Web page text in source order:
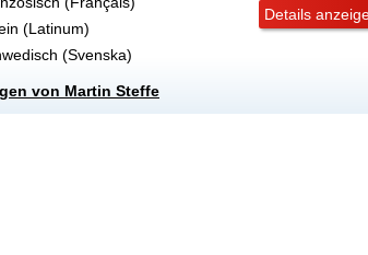
(Latinum)
(Svenska)
Details
von Martin Steffe